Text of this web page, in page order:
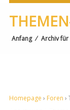
Anfang ⁄ Archiv
Homepage › Foren ›